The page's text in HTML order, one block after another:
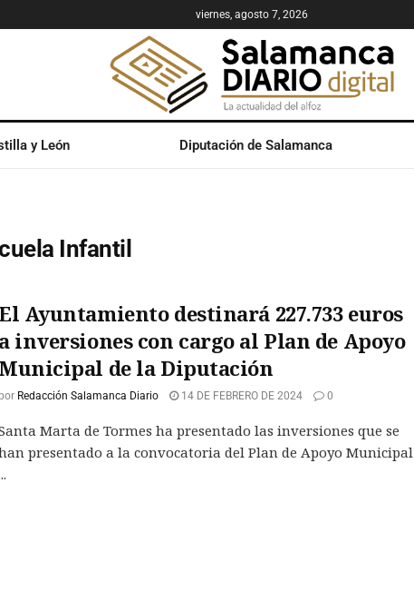
viernes, agosto 7, 2026
y León Diputación de Salamanca
Infantil
El Ayuntamiento destinará 227.733 euros
a inversiones con cargo al Plan de Apoyo
Municipal de la Diputación
por Redacción Salamanca Diario 14 DE FEBRERO DE 2024 0
Marta de Tormes ha presentado las inversiones que se
presentado a la convocatoria del Plan de Apoyo Municipal